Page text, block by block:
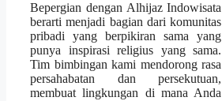
Bepergian dengan Alhijaz Indowisata
berarti menjadi bagian dari komunitas
pribadi yang berpikiran sama yang
punya inspirasi religius yang sama.
Tim bimbingan kami mendorong rasa
persahabatan dan persekutuan,
membuat lingkungan di mana Anda